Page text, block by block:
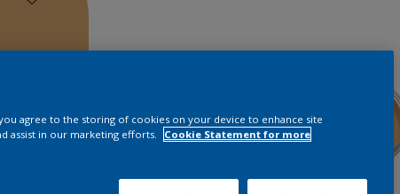
you agree to the storing of cookies on your device to enhance site
assist in our marketing efforts.
Cookie Statement for more